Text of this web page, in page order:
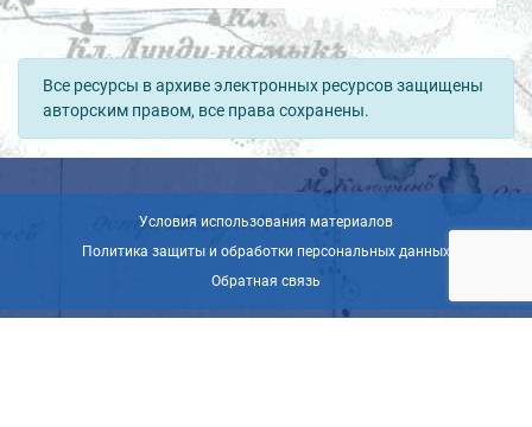
Все ресурсы в архиве электронных ресурсов защищены
авторским правом, все права сохранены.
Условия использования материалов
Политика защиты и обработки персональных данных
Обратная связь